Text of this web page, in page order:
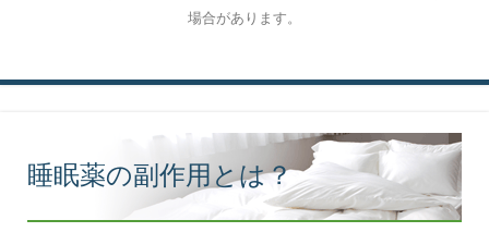
場合があります。
睡眠薬の副作用とは？